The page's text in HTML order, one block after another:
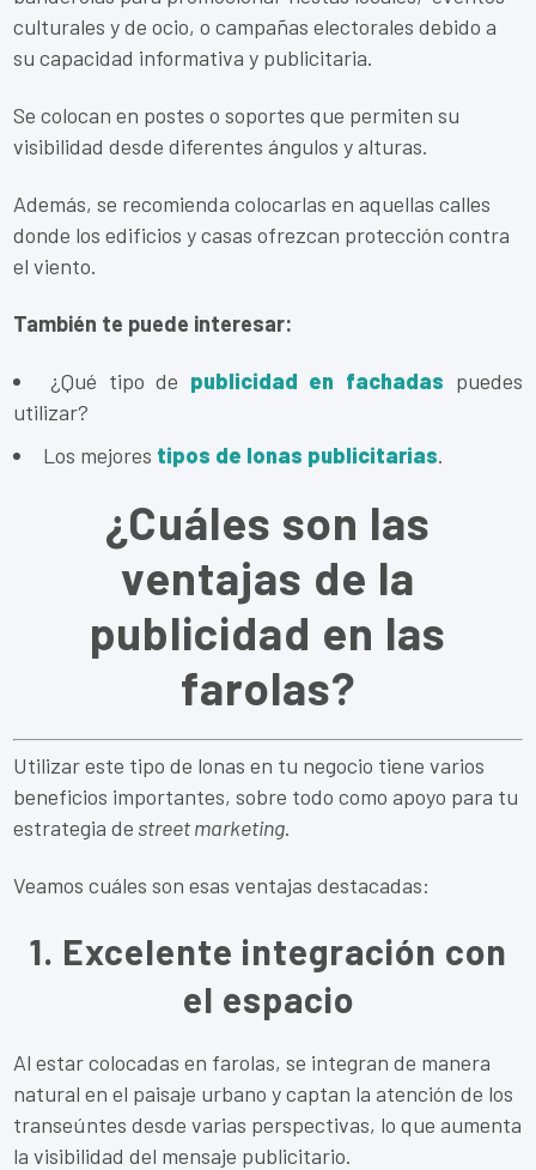
culturales y de ocio, o campañas electorales debido a
su capacidad informativa y publicitaria.
Se colocan en postes o soportes que permiten su
visibilidad desde diferentes ángulos y alturas.
Además, se recomienda colocarlas en aquellas calles
donde los edificios y casas ofrezcan protección contra
el viento.
También te puede interesar:
¿Qué tipo de publicidad en fachadas puedes
utilizar?
Los mejores tipos de lonas publicitarias.
¿Cuáles son las
ventajas de la
publicidad en las
farolas?
Utilizar este tipo de lonas en tu negocio tiene varios
beneficios importantes, sobre todo como apoyo para tu
estrategia de street marketing.
Veamos cuáles son esas ventajas destacadas:
1. Excelente integración con
el espacio
Al estar colocadas en farolas, se integran de manera
natural en el paisaje urbano y captan la atención de los
transeúntes desde varias perspectivas, lo que aumenta
la visibilidad del mensaje publicitario.